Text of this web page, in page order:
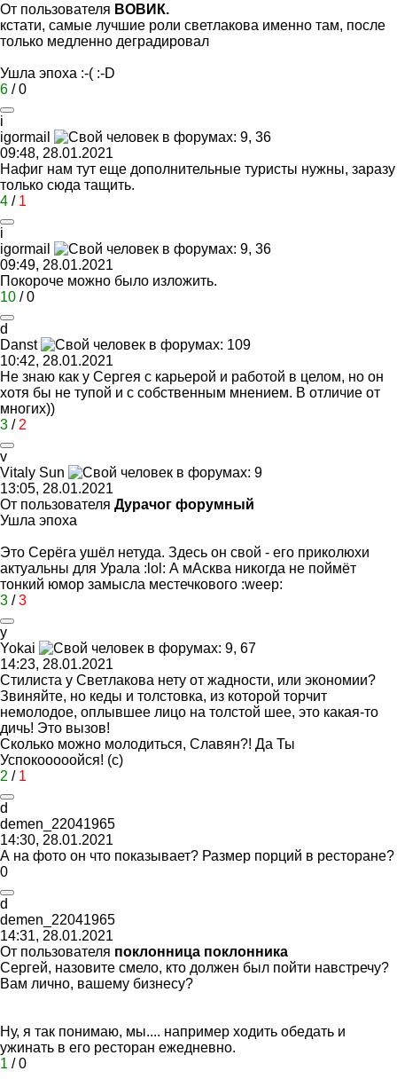
От пользователя ВОВИК.
кстати, самые лучшие роли светлакова именно там, после
только медленно деградировал
Ушла эпоха :-( :-D
6 /0
i
igormail
09:48, 28.01.2021
Нафиг нам тут еще дополнительные туристы нужны, заразу
только сюда тащить.
4 / 1
i
igormail
09:49, 28.01.2021
Покороче можно было изложить.
10 /0
d
Danst
10:42, 28.01.2021
Не знаю как у Сергея с карьерой и работой в целом, но он
хотя бы не тупой и с собственным мнением. В отличие от
многих))
3 / 2
v
Vitaly Sun
13:05, 28.01.2021
От пользователя Дурачог форумный
Ушла эпоха
Это Серёга ушёл нетуда. Здесь он свой - его приколюхи
актуальны для Урала :lol: А мАсква никогда не поймёт
тонкий юмор замысла местечкового :weep:
3 /3
y
Yokai
14:23, 28.01.2021
Стилиста у Светлакова нету от жадности, или экономии?
Звиняйте, но кеды и толстовка, из которой торчит
немолодое, оплывшее лицо на толстой шее, это какая-то
дичь! Это вызов!
Сколько можно молодиться, Славян?! Да Ты
Успокооооойся! (с)
2 / 1
d
demen_22041965
14:30, 28.01.2021
А на фото он что показывает? Размер порций в ресторане?
0
d
demen_22041965
14:31, 28.01.2021
От пользователя поклонница поклонника
Сергей, назовите смело, кто должен был пойти навстречу?
Вам лично, вашему бизнесу?
Ну, я так понимаю, мы.... например ходить обедать и
ужинать в его ресторан ежедневно.
1 /0